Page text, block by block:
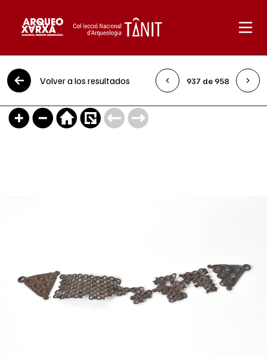
Saltar al contenido
Volver a los resultados 937 de 958